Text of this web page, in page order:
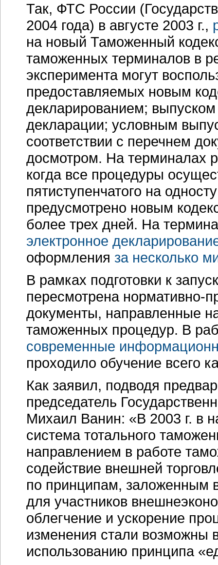
Так, ФТС России
2004 года) в августе 2003 г.,
на новый Таможенный
таможенных терминалов в
эксперимента могут
предоставляемых новым
декларированием;
декларации; условным
соответствии с перечнем
досмотром. На терминалах
когда все процедуры
пятиступенчатого на
предусмотрено новым
более трех дней. На
электронное
оформления за несколько
В рамках подготовки к
пересмотрена нормативно-
документы, направленные
таможенных процедур. В
современные
проходило обучение всего
Как заявил, подводя
председатель
Михаил Ванин: «В 2003 г. в
система тотального
направлением в работе
содействие внешней
по принципам, заложенным
для участников
облегчение и ускорение
изменения стали возможны
использованию принципа